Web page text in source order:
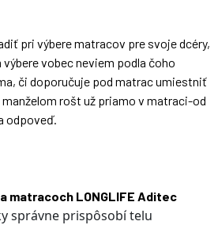
pri výbere matracov pre svoje dcéry,
vobec neviem podla čoho
či doporučuje pod matrac umiestniť
rošt už priamo v matraci-od
odpoveď.
matracoch LONGLIFE Aditec
správne prispôsobí telu